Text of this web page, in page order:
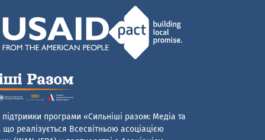
підтримки програми «Сильніші разом: Медіа та
реалізується Всесвітньою асоціацією